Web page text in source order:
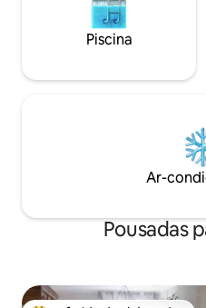
Piscina
Ar-
Pousadas